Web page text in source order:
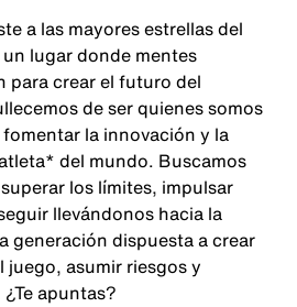
a las mayores estrellas del
lugar donde mentes
para crear el futuro del
de ser quienes somos
la innovación y la
del mundo. Buscamos
los límites, impulsar
llevándonos hacia la
generación dispuesta a crear
asumir riesgos y
apuntas?